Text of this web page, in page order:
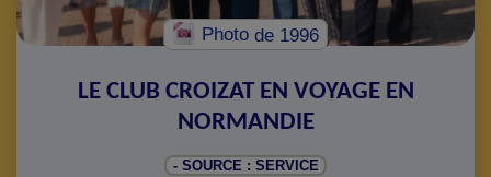
Photo de 1996
LE CLUB CROIZAT EN VOYAGE EN
NORMANDIE
- SOURCE : SERVICE